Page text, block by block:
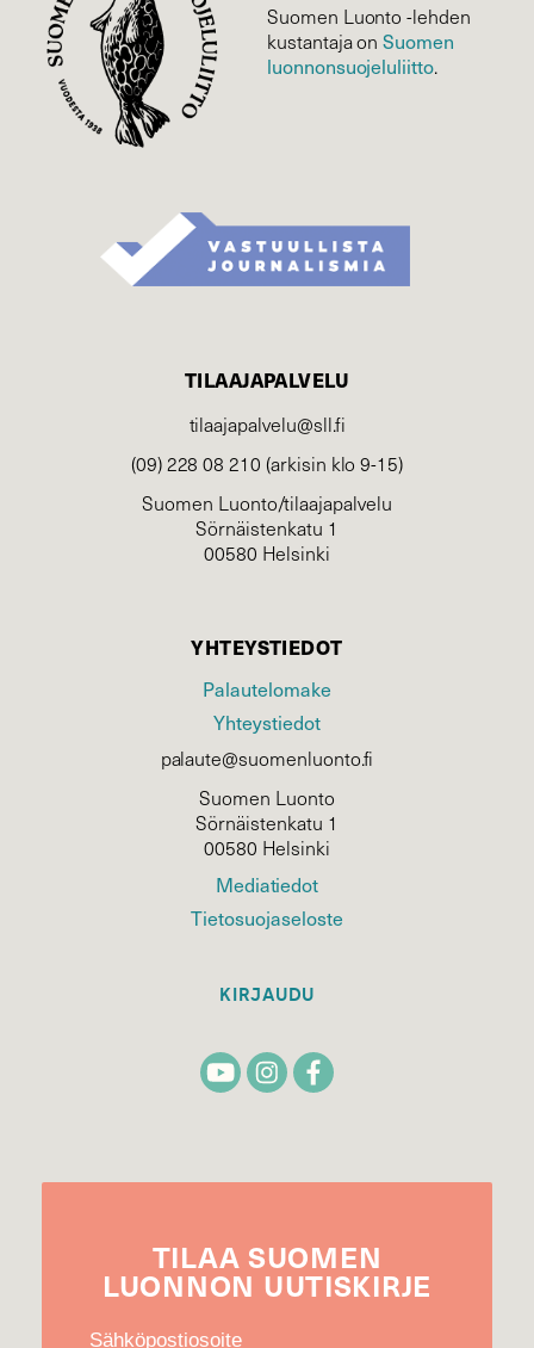
Suomen Luonto -lehden
kustantaja onSuomen
luonnonsuojelu­liitto.
TILAAJAPALVELU
tilaajapalvelu@sll.fi
(09) 228 08 210 (arkisin klo 9-15)
Suomen Luonto/tilaajapalvelu
Sörnäistenkatu 1
00580 Helsinki
YHTEYSTIEDOT
Palautelomake
Yhteystiedot
palaute@suomenluonto.fi
Suomen Luonto
Sörnäistenkatu 1
00580 Helsinki
Mediatiedot
Tietosuojaseloste
KIRJAUDU
TILAA SUOMEN
LUONNON UUTIS­KIRJE
Sähköpostiosoite